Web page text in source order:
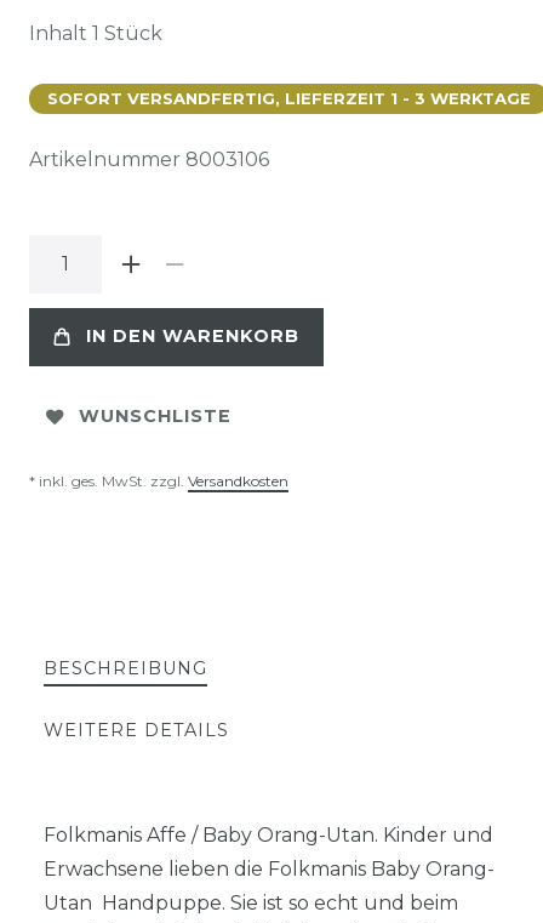
Inhalt 1 Stück
SOFORT VERSANDFERTIG, LIEFERZEIT 1 - 3 WERKTAGE
Artikelnummer 8003106
IN DEN WARENKORB
WUNSCHLISTE
* inkl. ges. MwSt. zzgl. Versandkosten
BESCHREIBUNG
WEITERE DETAILS
Folkmanis Affe / Baby Orang-Utan. Kinder und
Erwachsene lieben die Folkmanis Baby Orang-
Utan Handpuppe. Sie ist so echt und beim